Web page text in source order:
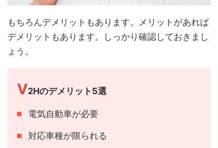
もちろんデメリットもあります。メリットがあれば
デメリットもあります。しっかり確認しておきまし
ょう。
V2Hのデメリット5選
電気自動車が必要
対応車種が限られる